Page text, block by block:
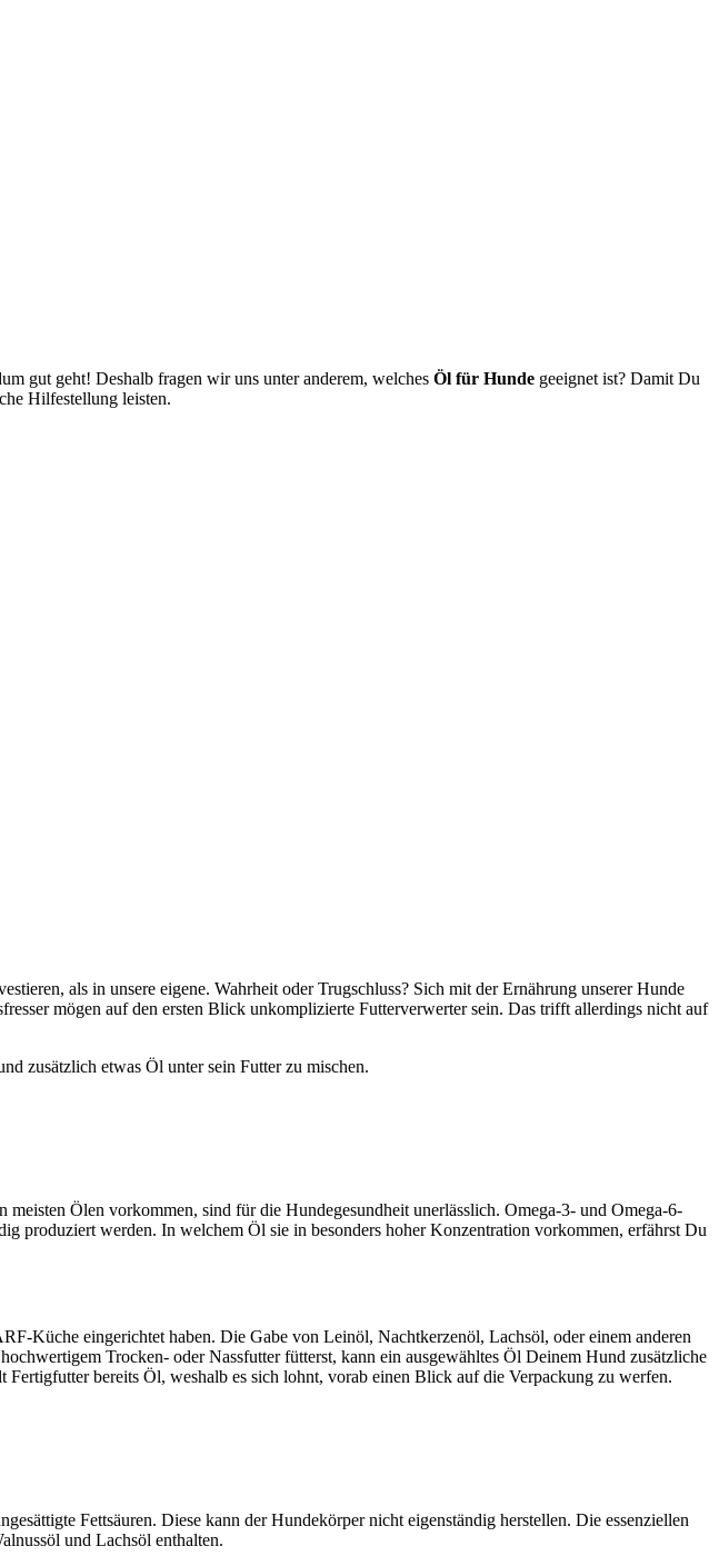
gut geht! Des­halb fra­gen wir uns unter ande­rem, wel­ches Öl für Hun­de geeig­net ist? Damit Du
Hil­fe­stel­lung leis­ten.
als in unse­re eige­ne. Wahr­heit oder Trug­schluss? Sich mit der Ernäh­rung unse­rer Hun­de
mögen auf den ers­ten Blick unkom­pli­zier­te Fut­ter­ver­wer­ter sein. Das trifft aller­dings nicht auf
zusätz­lich etwas Öl unter sein Fut­ter zu mischen.
Ölen vor­kom­men, sind für die Hun­de­ge­sund­heit uner­läss­lich. Ome­ga-3- und Ome­ga-6-
pro­du­ziert wer­den. In wel­chem Öl sie in beson­ders hoher Kon­zen­tra­ti­on vor­kom­men, erfährst Du
Küche ein­ge­rich­tet haben. Die Gabe von Lein­öl, Nacht­ker­zen­öl, Lachs­öl, oder einem ande­ren
Tro­cken- oder Nass­fut­ter füt­terst, kann ein aus­ge­wähl­tes Öl Dei­nem Hund zusätz­li­che
bereits Öl, wes­halb es sich lohnt, vor­ab einen Blick auf die Ver­pa­ckung zu wer­fen.
Fett­säu­ren. Die­se kann der Hun­de­kör­per nicht eigen­stän­dig her­stel­len. Die essen­zi­el­len
und Lachs­öl ent­hal­ten.